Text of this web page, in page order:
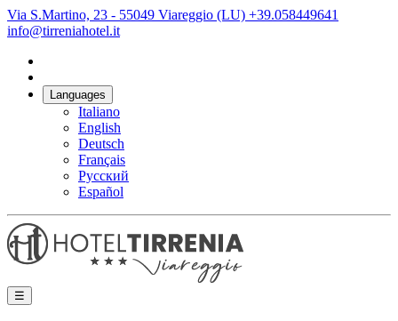
Via S.Martino, 23 - 55049 Viareggio (LU) +39.058449641
info@tirreniahotel.it
Languages
Italiano
English
Deutsch
Français
Русский
Español
☰